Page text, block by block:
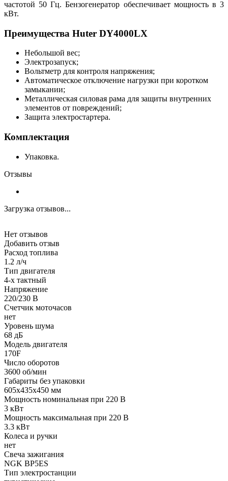
частотой 50 Гц. Бензогенератор обеспечивает мощность в 3
кВт.
Преимущества Huter DY4000LX
Небольшой вес;
Электрозапуск;
Вольтметр для контроля напряжения;
Автоматическое отключение нагрузки при коротком
замыкании;
Металлическая силовая рама для защиты внутренних
элементов от повреждений;
Защита электростартера.
Комплектация
Упаковка.
Отзывы
Загрузка отзывов...
Нет отзывов
Добавить отзыв
Расход топлива
1.2 л/ч
Тип двигателя
4-х тактный
Напряжение
220/230 В
Счетчик моточасов
нет
Уровень шума
68 дБ
Модель двигателя
170F
Число оборотов
3600 об/мин
Габариты без упаковки
605x435x450 мм
Мощность номинальная при 220 В
3 кВт
Мощность максимальная при 220 В
3.3 кВт
Колеса и ручки
нет
Свеча зажигания
NGK BP5ES
Тип электростанции